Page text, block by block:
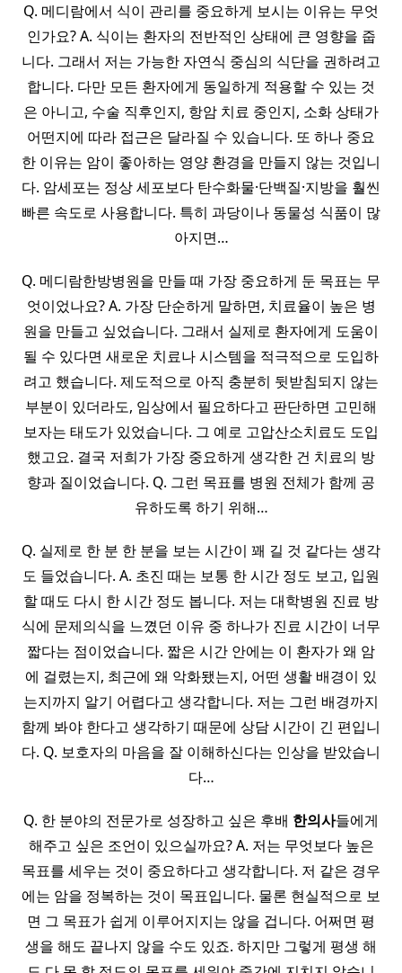
Q. 메디람에서 식이 관리를 중요하게 보시는 이유는 무엇
인가요? A. 식이는 환자의 전반적인 상태에 큰 영향을 줍
니다. 그래서 저는 가능한 자연식 중심의 식단을 권하려고
합니다. 다만 모든 환자에게 동일하게 적용할 수 있는 것
은 아니고, 수술 직후인지, 항암 치료 중인지, 소화 상태가
어떤지에 따라 접근은 달라질 수 있습니다. 또 하나 중요
한 이유는 암이 좋아하는 영양 환경을 만들지 않는 것입니
다. 암세포는 정상 세포보다 탄수화물·단백질·지방을 훨씬
빠른 속도로 사용합니다. 특히 과당이나 동물성 식품이 많
아지면…
Q. 메디람한방병원을 만들 때 가장 중요하게 둔 목표는 무
엇이었나요? A. 가장 단순하게 말하면, 치료율이 높은 병
원을 만들고 싶었습니다. 그래서 실제로 환자에게 도움이
될 수 있다면 새로운 치료나 시스템을 적극적으로 도입하
려고 했습니다. 제도적으로 아직 충분히 뒷받침되지 않는
부분이 있더라도, 임상에서 필요하다고 판단하면 고민해
보자는 태도가 있었습니다. 그 예로 고압산소치료도 도입
했고요. 결국 저희가 가장 중요하게 생각한 건 치료의 방
향과 질이었습니다. Q. 그런 목표를 병원 전체가 함께 공
유하도록 하기 위해…
Q. 실제로 한 분 한 분을 보는 시간이 꽤 길 것 같다는 생각
도 들었습니다. A. 초진 때는 보통 한 시간 정도 보고, 입원
할 때도 다시 한 시간 정도 봅니다. 저는 대학병원 진료 방
식에 문제의식을 느꼈던 이유 중 하나가 진료 시간이 너무
짧다는 점이었습니다. 짧은 시간 안에는 이 환자가 왜 암
에 걸렸는지, 최근에 왜 악화됐는지, 어떤 생활 배경이 있
는지까지 알기 어렵다고 생각합니다. 저는 그런 배경까지
함께 봐야 한다고 생각하기 때문에 상담 시간이 긴 편입니
다. Q. 보호자의 마음을 잘 이해하신다는 인상을 받았습니
다…
Q. 한 분야의 전문가로 성장하고 싶은 후배 한의사들에게
해주고 싶은 조언이 있으실까요? A. 저는 무엇보다 높은
목표를 세우는 것이 중요하다고 생각합니다. 저 같은 경우
에는 암을 정복하는 것이 목표입니다. 물론 현실적으로 보
면 그 목표가 쉽게 이루어지지는 않을 겁니다. 어쩌면 평
생을 해도 끝나지 않을 수도 있죠. 하지만 그렇게 평생 해